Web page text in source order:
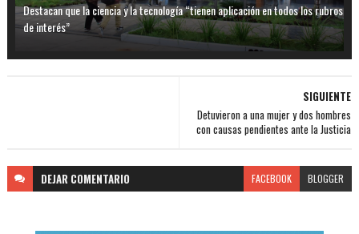
Destacan que la ciencia y la tecnología “tienen aplicación en todos los rubros
de interés”
SIGUIENTE
Detuvieron a una mujer y dos hombres
con causas pendientes ante la Justicia
DEJAR COMENTARIO FACEBOOK BLOGGER